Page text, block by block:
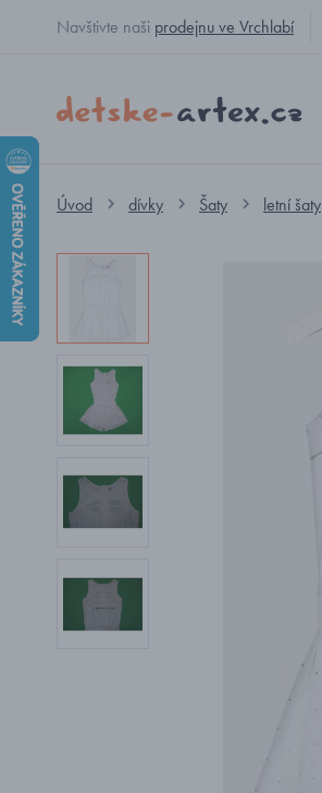
Navštivte naši prodejnu ve Vrchlabí
Úvod dívky Šaty letní šaty